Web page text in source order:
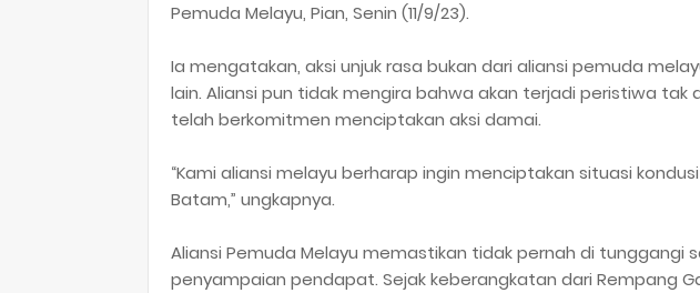
Pemuda Melayu, Pian, Senin (11/9/23).
Ia mengatakan, aksi unjuk rasa bukan dari aliansi pemuda
lain. Aliansi pun tidak mengira bahwa akan terjadi peristiwa tak
telah berkomitmen menciptakan aksi damai.
“Kami aliansi melayu berharap ingin menciptakan situasi
Batam,” ungkapnya.
Aliansi Pemuda Melayu memastikan tidak pernah di tunggangi
penyampaian pendapat. Sejak keberangkatan dari Rempang